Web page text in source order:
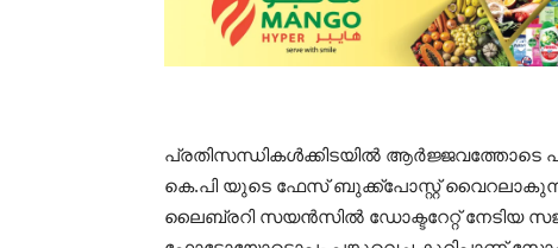
പ്രതിസന്ധികൾക്കിടയിൽ ആർജ്ജവത്തോടെ
കെ.പി യുടെ ഫേസ് ബുക്ക്പോസ്റ്റ്
ലൈബ്രറി സയൻസിൽ ഡോക്ടറേറ്റ് നേടിയ